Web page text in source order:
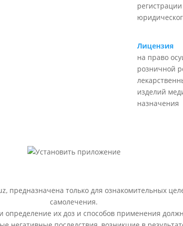
регистрации
Лицензия
на право
розничной
изделий
назначения
предназначена только для ознакомительных
самолечения.
их доз и способов применения